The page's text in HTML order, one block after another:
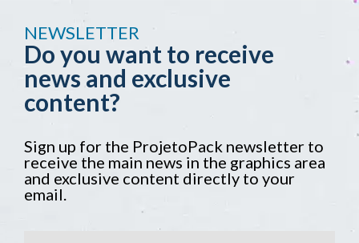
NEWSLETTER
Do you want to receive
news and exclusive
content?
Sign up for the ProjetoPack newsletter to
receive the main news in the graphics area
and exclusive content directly to your
email.